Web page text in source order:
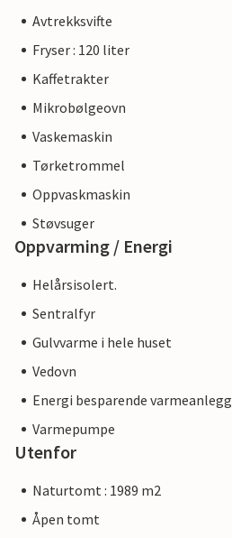
Avtrekksvifte
Fryser : 120 liter
Kaffetrakter
Mikrobølgeovn
Vaskemaskin
Tørketrommel
Oppvaskmaskin
Støvsuger
Oppvarming / Energi
Helårsisolert.
Sentralfyr
Gulvvarme i hele huset
Vedovn
Energi besparende varmeanlegg
Varmepumpe
Utenfor
Naturtomt : 1989 m2
Åpen tomt